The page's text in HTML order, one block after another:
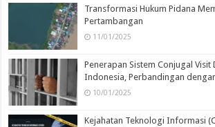
Transformasi Hukum Pidana
Pertambangan
11/01/2025
Penerapan Sistem Conjugal Visit
Indonesia, Perbandingan
10/01/2025
Kejahatan Teknologi Informasi